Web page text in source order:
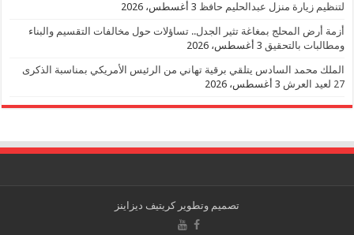
لتنظيم زيارة منزل عبدالحليم حافظ 3 أغسطس، 2026
أزمة أرض المحلج بمغاغة تثير الجدل.. تساؤلات حول مخالفات التقسيم والبناء
ومطالبات بالتحقيق 3 أغسطس، 2026
الملك محمد السادس يتلقي برقية تهاني من الرئيس الأمريكي بمناسبة الذكرى
27 لعيد العرش
3 أغسطس، 2026
تصميم وتطويركريتيف ديزاينز